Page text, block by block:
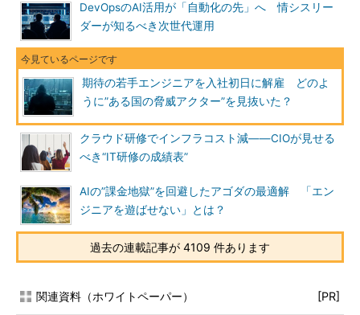
DevOpsのAI活用が「自動化の先」へ 情シスリー
ダーが知るべき次世代運用
期待の若手エンジニアを入社初日に解雇 どのよ
うに”ある国の脅威アクター”を見抜いた？
クラウド研修でインフラコスト減――CIOが見せる
べき“IT研修の成績表”
AIの”課金地獄”を回避したアゴダの最適解 「エン
ジニアを遊ばせない」とは？
過去の連載記事が 4109 件あります
関連資料（ホワイトペーパー） [PR]